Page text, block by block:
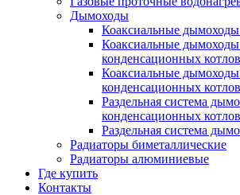
Дымоходы
Коаксиальные
Коаксиальные дымоходы
конденсационных
Коаксиальные дымоходы
конденсационных
Раздельная система
конденсационных
Раздельная система
Радиаторы биметаллические
Радиаторы алюминиевые
Где купить
Контакты